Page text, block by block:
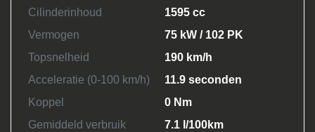
Cilinderinhoud
1595 cc
Vermogen
75 kW / 102 PK
Topsnelheid
190 km/h
Acceleratie (0-100 km/h)
11.9 seconden
Koppel
0 Nm
Gemiddeld verbruik
7.1 l/100km